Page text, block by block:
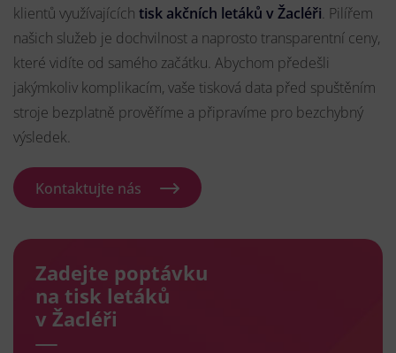
klientů využívajících tisk akčních letáků v Žacléři. Pilířem
našich služeb je dochvilnost a naprosto transparentní ceny,
které vidíte od samého začátku. Abychom předešli
jakýmkoliv komplikacím, vaše tisková data před spuštěním
stroje bezplatně prověříme a připravíme pro bezchybný
výsledek.
Kontaktujte nás
Zadejte poptávku
na tisk letáků
v Žacléři